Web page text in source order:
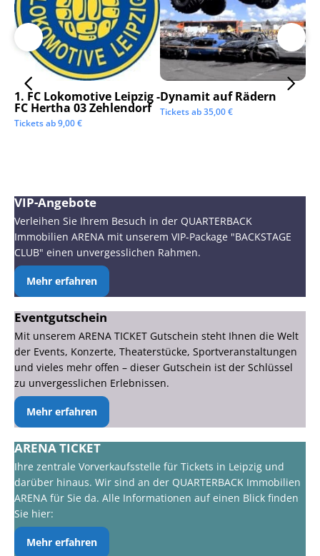
1. FC Lokomotive Leipzig -
FC Hertha 03 Zehlendorf
Tickets ab9,00€
Dynamit auf Rädern
Tickets ab35,00€
VIP-Angebote
Verleihen Sie Ihrem Besuch in der QUARTERBACK
Immobilien ARENA mit unserem VIP-Package "BACKSTAGE
CLUB" einen unvergesslichen Rahmen.
Mehr erfahren
Eventgutschein
Mit unserem ARENA TICKET Gutschein steht Ihnen die Welt
der Events, Konzerte, Theaterstücke, Sportveranstaltungen
und vieles mehr offen – dieser Gutschein ist der Schlüssel
zu unvergesslichen Erlebnissen.
Mehr erfahren
ARENA TICKET
Ihre zentrale Vorverkaufsstelle für Tickets in Leipzig und
darüber hinaus. Wir sind an der QUARTERBACK Immobilien
ARENA für Sie da. Alle Informationen auf einen Blick finden
Sie hier:
Mehr erfahren